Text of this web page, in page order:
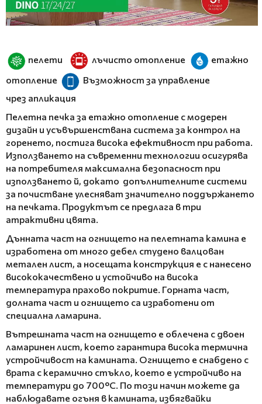
пелети лъчисто отопление
етажно
отопление
Възможност за управление
чрез апликация
Пелетна печка за етажно отопление с модерен
дизайн и усъвършенствана система за контрол на
горенето, постига висока ефективност при работа.
Използването на съвременни технологии осигурява
на потребителя максимална безопасност при
използването й, докато допълнителните системи
за почистване улесняват значително поддържането
на печката. Продуктът се предлага в три
атрактивни цвята.
Дънната част на огнището на пелетната камина е
изработена от много дебел студено валцован
метален лист, а носещата конструкция е с нанесено
висококачествено и устойчиво на висока
температура прахово покритие. Горната част,
долната част и огнището са изработени от
специална ламарина.
Вътрешната част на огнището е облечена с двоен
ламаринен лист, което гарантира висока термична
устройчивост на камината. Огнището е снабдено с
врата с керамично стъкло, което е устройчиво на
температури до 700°C. По този начин можете да
наблюдавате огъня в камината, избягвайки